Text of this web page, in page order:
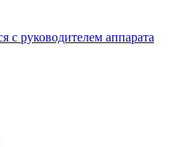
с руководителем аппарата